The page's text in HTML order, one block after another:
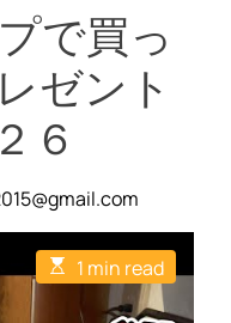
ff
l
e
C
H
で買っ
ゼント
６
E
s
1 min read